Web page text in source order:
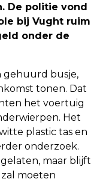
De politie vond
bij Vught ruim
onder de
gehuurd busje,
tonen. Dat
het voertuig
Het
plastic tas en
onderzoek.
maar blijft
moeten